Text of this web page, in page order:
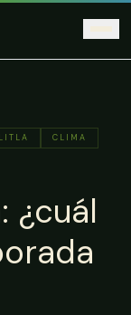
CLIMA
¿cuál